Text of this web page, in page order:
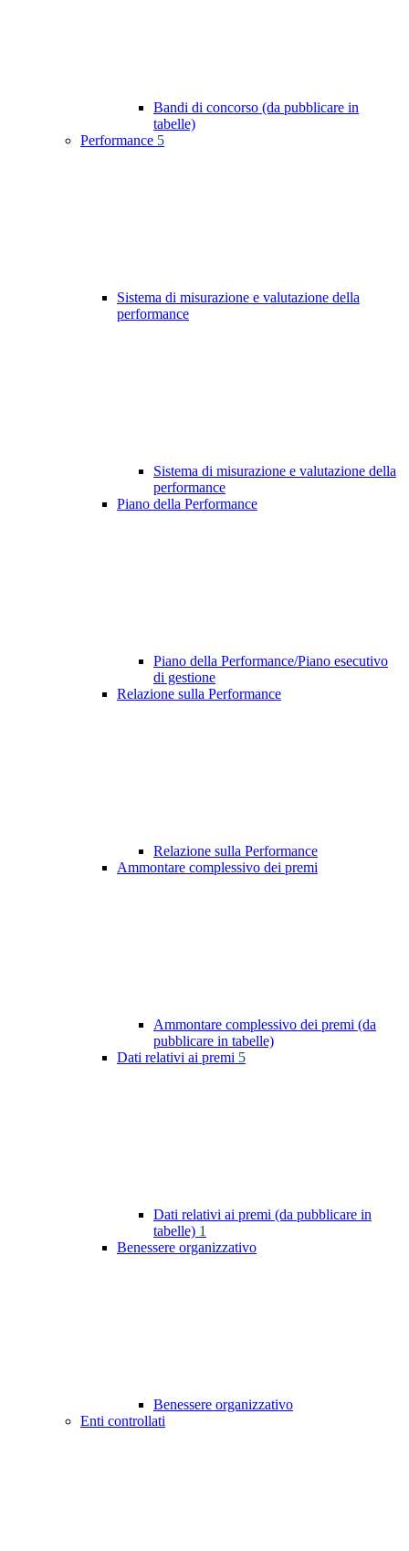
Bandi di concorso (da pubblicare in
tabelle)
Performance 5
Sistema di misurazione e valutazione della
performance
Sistema di misurazione e valutazione della
performance
Piano della Performance
Piano della Performance/Piano esecutivo
di gestione
Relazione sulla Performance
Relazione sulla Performance
Ammontare complessivo dei premi
Ammontare complessivo dei premi (da
pubblicare in tabelle)
Dati relativi ai premi 5
Dati relativi ai premi (da pubblicare in
tabelle) 1
Benessere organizzativo
Benessere organizzativo
Enti controllati